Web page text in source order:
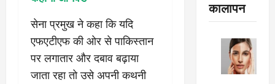
सेना प्रमुख ने कहा कि यदि
एफएटीएफ की ओर से पाकिस्तान
पर लगातार और दबाव बढ़ाया
जाता रहा तो उसे अपनी कथनी
कालापन